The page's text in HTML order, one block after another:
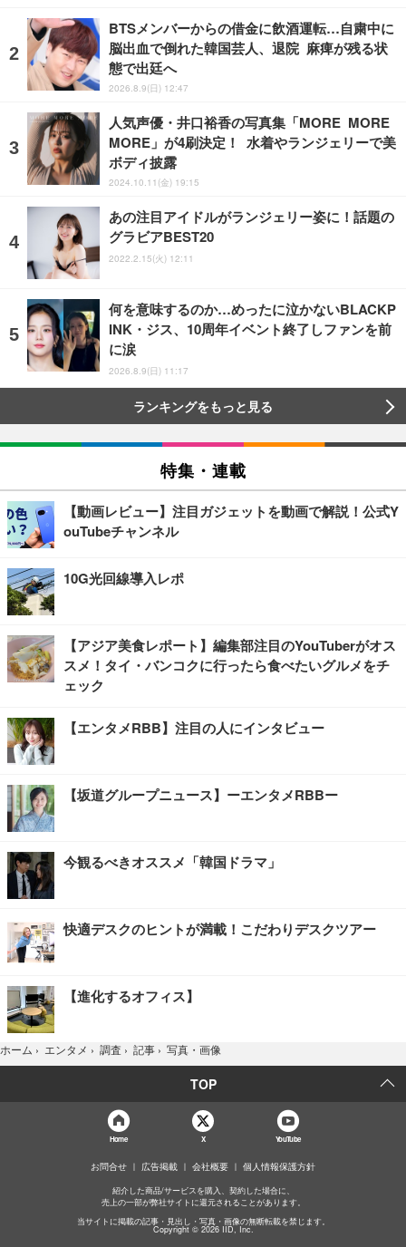
BTSメンバーからの借金に飲酒運転…自粛中に
脳出血で倒れた韓国芸人、退院 麻痺が残る状
態で出廷へ
2026.8.9(日) 12:47
人気声優・井口裕香の写真集「MORE MORE
MORE」が4刷決定！ 水着やランジェリーで美
ボディ披露
2024.10.11(金) 19:15
あの注目アイドルがランジェリー姿に！話題の
グラビアBEST20
2022.2.15(火) 12:11
何を意味するのか…めったに泣かないBLACKP
INK・ジス、10周年イベント終了しファンを前
に涙
2026.8.9(日) 11:17
ランキングをもっと見る
特集・連載
【動画レビュー】注目ガジェットを動画で解説！公式Y
ouTubeチャンネル
10G光回線導入レポ
【アジア美食レポート】編集部注目のYouTuberがオス
スメ！タイ・バンコクに行ったら食べたいグルメをチ
ェック
【エンタメRBB】注目の人にインタビュー
【坂道グループニュース】ーエンタメRBBー
今観るべきオススメ「韓国ドラマ」
快適デスクのヒントが満載！こだわりデスクツアー
【進化するオフィス】
ホーム › エンタメ › 調査 › 記事 › 写真・画像
TOP
Home X YouTube
お問合せ 広告掲載 会社概要 個人情報保護方針
紹介した商品/サービスを購入、契約した場合に、
売上の一部が弊社サイトに還元されることがあります。
当サイトに掲載の記事・見出し・写真・画像の無断転載を禁じます。
Copyright © 2026 IID, Inc.